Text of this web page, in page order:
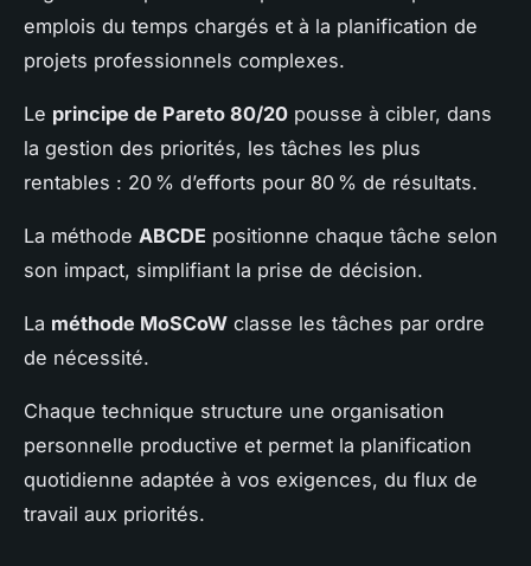
emplois du temps chargés et à la planification de
projets professionnels complexes.
Le principe de Pareto 80/20 pousse à cibler, dans
la gestion des priorités, les tâches les plus
rentables : 20 % d’efforts pour 80 % de résultats.
La méthode ABCDE positionne chaque tâche selon
son impact, simplifiant la prise de décision.
La méthode MoSCoW classe les tâches par ordre
de nécessité.
Chaque technique structure une organisation
personnelle productive et permet la planification
quotidienne adaptée à vos exigences, du flux de
travail aux priorités.